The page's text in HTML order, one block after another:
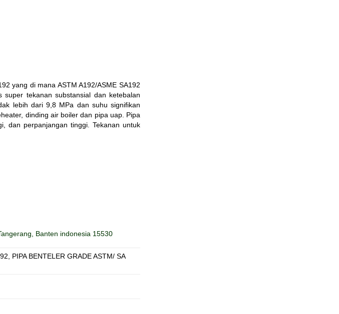
yang di mana ASTM A192/ASME SA192
tekanan substansial dan ketebalan
lebih dari 9,8 MPa dan suhu signifikan
dinding air boiler dan pipa uap. Pipa
dan perpanjangan tinggi. Tekanan untuk
Banten indonesia 15530
PIPA BENTELER GRADE ASTM/ SA